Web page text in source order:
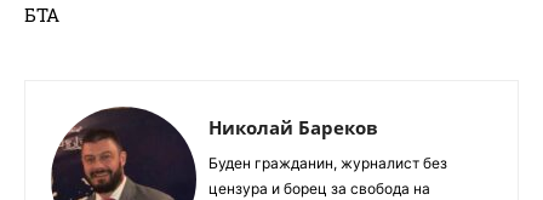
БТА
Николай Бареков
Буден гражданин, журналист без
цензура и борец за свобода на